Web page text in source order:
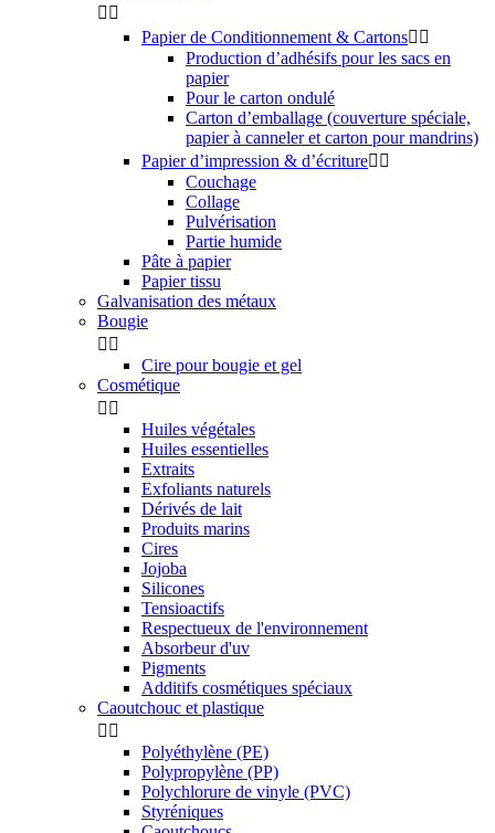
 
Papier de Conditionnement & Cartons 
Production d’adhésifs pour les sacs en
papier
Pour le carton ondulé
Carton d’emballage (couverture spéciale,
papier à canneler et carton pour mandrins)
Papier d’impression & d’écriture 
Couchage
Collage
Pulvérisation
Partie humide
Pâte à papier
Papier tissu
Galvanisation des métaux
Bougie
 
Cire pour bougie et gel
Cosmétique
 
Huiles végétales
Huiles essentielles
Extraits
Exfoliants naturels
Dérivés de lait
Produits marins
Cires
Jojoba
Silicones
Tensioactifs
Respectueux de l'environnement
Absorbeur d'uv
Pigments
Additifs cosmétiques spéciaux
Caoutchouc et plastique
 
Polyéthylène (PE)
Polypropylène (PP)
Polychlorure de vinyle (PVC)
Styréniques